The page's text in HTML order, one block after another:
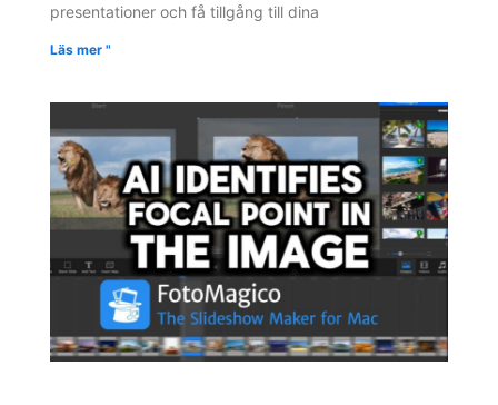
presentationer och få tillgång till dina
Läs mer "